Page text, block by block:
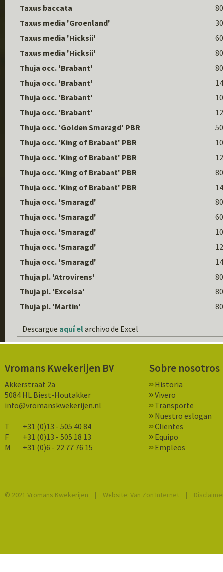
Taxus baccata
Taxus media 'Groenland'
Taxus media 'Hicksii'
Taxus media 'Hicksii'
Thuja occ. 'Brabant'
Thuja occ. 'Brabant'
Thuja occ. 'Brabant'
Thuja occ. 'Brabant'
Thuja occ. 'Golden Smaragd' PBR
Thuja occ. 'King of Brabant' PBR
Thuja occ. 'King of Brabant' PBR
Thuja occ. 'King of Brabant' PBR
Thuja occ. 'King of Brabant' PBR
Thuja occ. 'Smaragd'
Thuja occ. 'Smaragd'
Thuja occ. 'Smaragd'
Thuja occ. 'Smaragd'
Thuja occ. 'Smaragd'
Thuja pl. 'Atrovirens'
Thuja pl. 'Excelsa'
Thuja pl. 'Martin'
Descargue aquí elarchivo de Excel
Vromans Kwekerijen BV
Akkerstraat 2a
5084 HL Biest-Houtakker
info@vromanskwekerijen.nl
T
+31 (0)13 - 505 40 84
F
+31 (0)13 - 505 18 13
M
+31 (0)6 - 22 77 76 15
Sobre nosotros
Historia
Vivero
Transporte
Nuestro eslogan
Clientes
Equipo
Empleos
© 2021 Vromans Kwekerijen | Website: Van Zon Internet |